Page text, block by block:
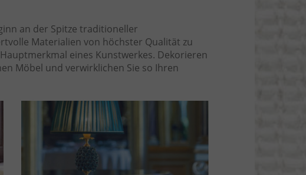
an der Spitze traditioneller
Materialien von höchster Qualität zu
eines Kunstwerkes. Dekorieren
Möbel und verwirklichen Sie so Ihren